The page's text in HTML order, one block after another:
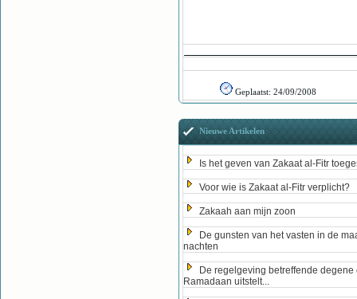
Geplaatst: 24/09/2008
Nieuwe Artikelen
Is het geven van Zakaat al-Fitr
Voor wie is Zakaat al-Fitr verplicht?
Zakaah aan mijn zoon
De gunsten van het vasten in de
nachten
De regelgeving betreffende
Ramadaan uitstelt...